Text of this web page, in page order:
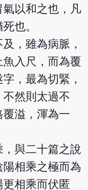
以和之也，凡
也。
，雖為病脈，
入尺，而為覆
，最為切緊，
然則太過不
溢，渾為一
與二十篇之說
相乘之極而為
相乘而伏匿